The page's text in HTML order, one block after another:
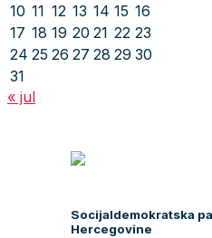
10 11 12 13 14 15 16
17 18 19 20 21 22 23
24 25 26 27 28 29 30
31
« jul
Socijaldemokratska
Hercegovine